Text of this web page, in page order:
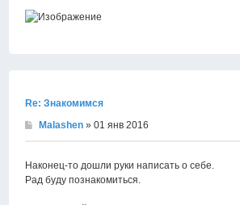
Re: Знакомимся
Malashen » 01 янв 2016
Наконец-то дошли руки написать о себе.
Рад буду познакомиться.